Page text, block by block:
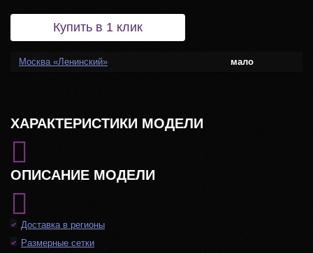
Купить в 1 клик
Москва «Ленинский» мало
ХАРАКТЕРИСТИКИ МОДЕЛИ
ОПИСАНИЕ МОДЕЛИ
Доставка в регионы
Размерные сетки